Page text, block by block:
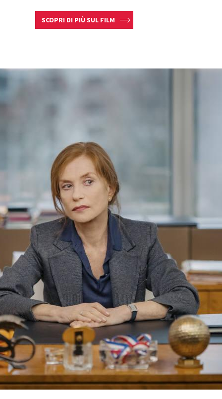
SCOPRI DI PIÙ SUL FILM